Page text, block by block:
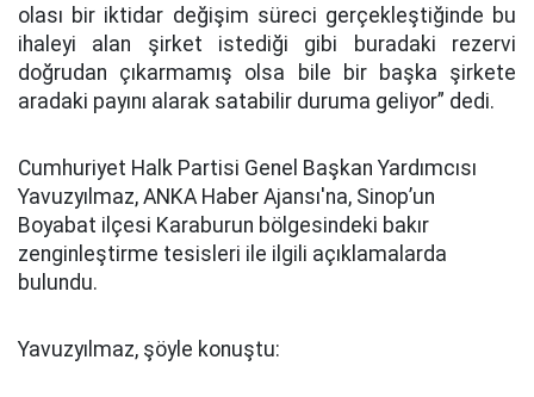
olası bir iktidar değişim süreci gerçekleştiğinde bu
ihaleyi alan şirket istediği gibi buradaki rezervi
doğrudan çıkarmamış olsa bile bir başka şirkete
aradaki payını alarak satabilir duruma geliyor” dedi.
Cumhuriyet Halk Partisi Genel Başkan Yardımcısı
Yavuzyılmaz, ANKA Haber Ajansı'na, Sinop’un
Boyabat ilçesi Karaburun bölgesindeki bakır
zenginleştirme tesisleri ile ilgili açıklamalarda
bulundu.
Yavuzyılmaz, şöyle konuştu: